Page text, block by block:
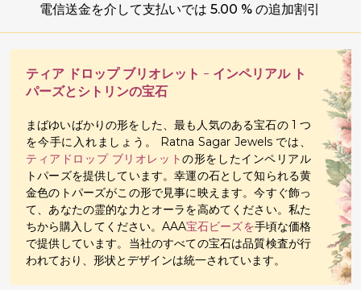
電信送金を介して支払いでは 5.00 % の追加割引
ティア ドロップ ブリオレット - インペリアル ト
パーズとシトリンの宝石
まばゆいばかりの形をした、最も人気のある宝石の 1 つ
を今手に入れましょう。 Ratna Sagar Jewels では、
ティアドロップ ブリオレットの形をしたインペリアル
トパーズを提供しています。幸運の石として知られる黄
金色のトパーズがこの形で見事に映えます。今すぐ飾っ
て、あなたの霊的な力とオーラを高めてください。私た
ちから購入してください。AAA宝石ビーズを手頃な価格
で提供しています。当社のすべての宝石は品質検査が行
われており、形状とデザインは統一されています。